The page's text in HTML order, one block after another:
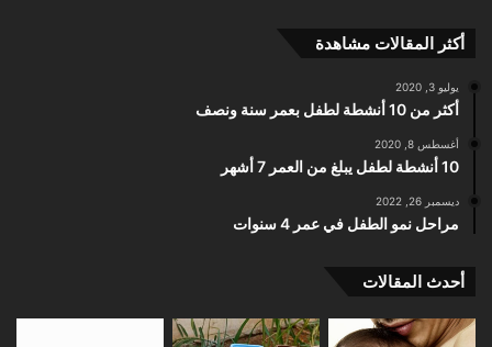
أكثر المقالات مشاهدة
يوليو 3, 2020
أكثر من 10 أنشطة لطفل بعمر سنة ونصف
أغسطس 8, 2020
10 أنشطة لطفل يبلغ من العمر 7 أشهر
ديسمبر 26, 2022
مراحل نمو الطفل في عمر 4 سنوات
أحدث المقالات